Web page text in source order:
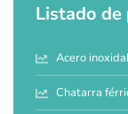
Listado de
Acero
Chatarra